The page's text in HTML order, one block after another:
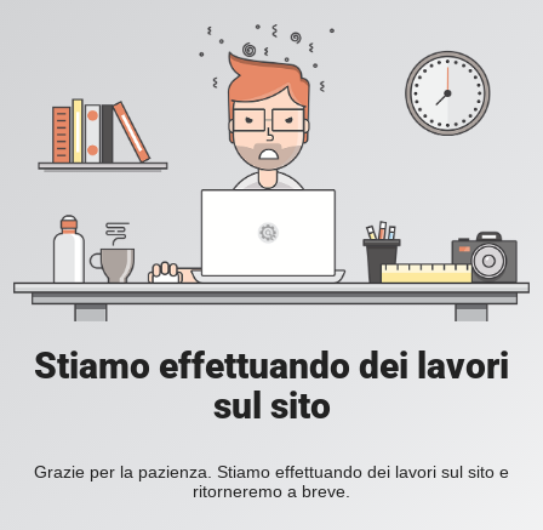
Stiamo effettuando dei lavori
sul sito
Grazie per la pazienza. Stiamo effettuando dei lavori sul sito e
ritorneremo a breve.